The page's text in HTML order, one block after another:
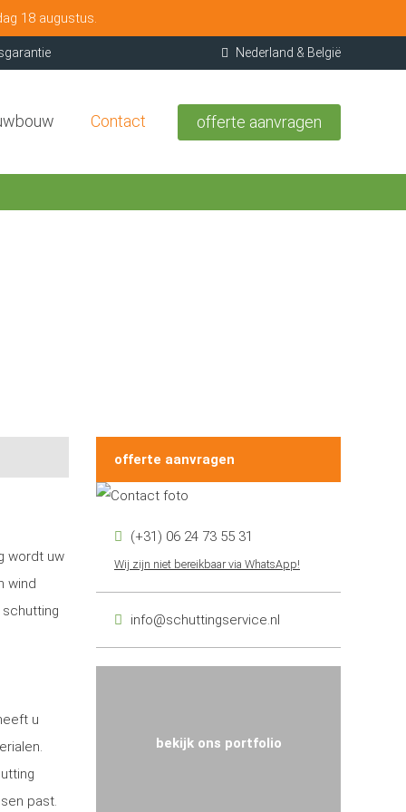
18 augustus.
Nederland & België
Contact offerte aanvragen
wordt uw
wind
u
past.
offerte aanvragen
(+31) 06 24 73 55 31
Wij zijn niet bereikbaar via WhatsApp!
info@schuttingservice.nl
bekijk ons portfolio